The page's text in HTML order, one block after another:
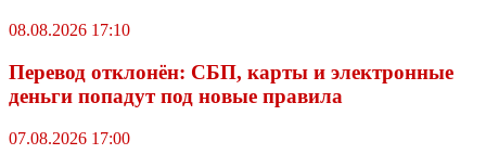
08.08.2026 17:10
Перевод отклонён: СБП, карты и электронные
деньги попадут под новые правила
07.08.2026 17:00